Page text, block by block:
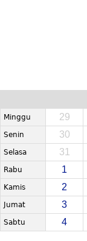
Minggu 29
Senin 30
Selasa 31
Rabu 1
Kamis 2
Jumat 3
Sabtu 4